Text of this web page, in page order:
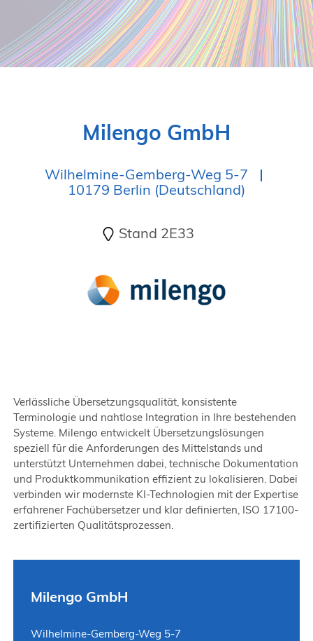
19. Juni 2026 in Wiesbaden
NORDIC TechKomm Kopenhagen
23.-24. September 2026
tekom-Jahrestagung 2026
Milengo GmbH
Wilhelmine-Gemberg-Weg 5-7
10179 Berlin (Deutschland)
Stand 2E33
Verlässliche Übersetzungsqualität, konsistente
Terminologie und nahtlose Integration in Ihre bestehenden
Systeme. Milengo entwickelt Übersetzungslösungen
speziell für die Anforderungen des Mittelstands und
unterstützt Unternehmen dabei, technische Dokumentation
und Produktkommunikation effizient zu lokalisieren. Dabei
verbinden wir modernste KI-Technologien mit der Expertise
erfahrener Fachübersetzer und klar definierten, ISO 17100-
zertifizierten Qualitätsprozessen.
Milengo GmbH
Wilhelmine-Gemberg-Weg 5-7